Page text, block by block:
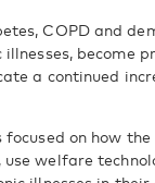
COPD and
become
a continued
on how
use welfare